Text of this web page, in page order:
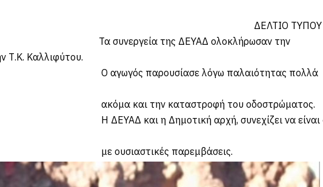
ΤΥΠΟΥ
ΔΕΥΑΔ ολοκλήρωσαν την
Τ.Κ. Καλλιφύτου.
λόγω παλαιότητας πολλά
του οδοστρώματος.
αρχή, συνεχίζει να είναι
παρεμβάσεις.